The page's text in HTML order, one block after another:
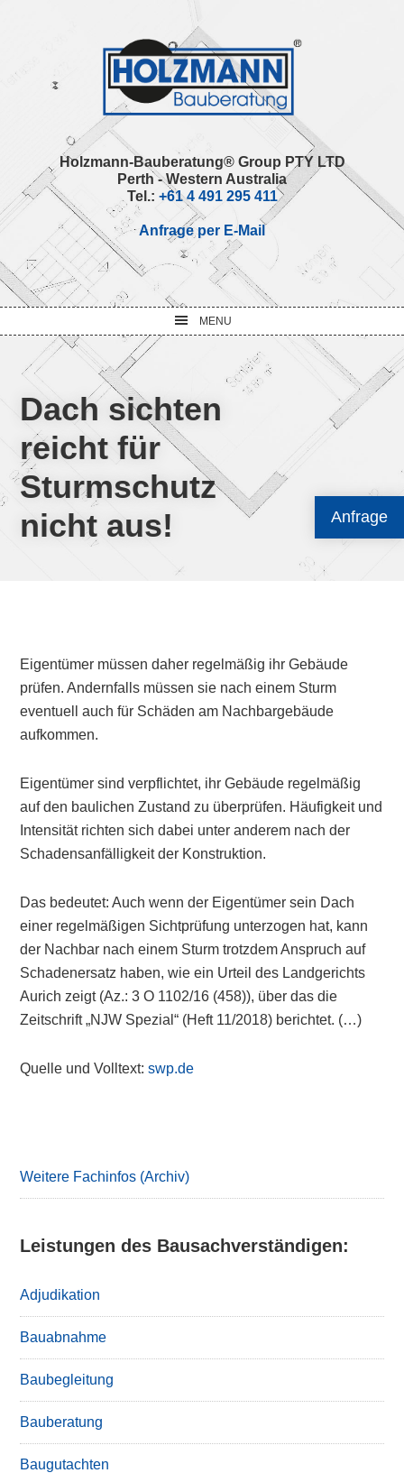
Anfrage
navigation
Holzmann-Bauberatung® Group PTY LTD
Perth - Western Australia
Tel.: +61 4 491 295 411
Anfrage per E-Mail
MENU
Dach sichten
reicht für
Sturmschutz
nicht aus!
Eigentümer müssen daher regelmäßig ihr Gebäude
prüfen. Andernfalls müssen sie nach einem Sturm
eventuell auch für Schäden am Nachbargebäude
aufkommen.
Eigentümer sind verpflichtet, ihr Gebäude regelmäßig
auf den baulichen Zustand zu überprüfen. Häufigkeit und
Intensität richten sich dabei unter anderem nach der
Schadensanfälligkeit der Konstruktion.
Das bedeutet: Auch wenn der Eigentümer sein Dach
einer regelmäßigen Sichtprüfung unterzogen hat, kann
der Nachbar nach einem Sturm trotzdem Anspruch auf
Schadenersatz haben, wie ein Urteil des Landgerichts
Aurich zeigt (Az.: 3 O 1102/16 (458)), über das die
Zeitschrift „NJW Spezial“ (Heft 11/2018) berichtet. (…)
Quelle und Volltext:swp.de
Weitere Fachinfos (Archiv)
Leistungen des Bausachverständigen:
Adjudikation
Bauabnahme
Baubegleitung
Bauberatung
Baugutachten